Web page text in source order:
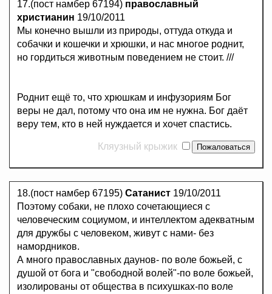
17.(пост намбер 67194) православный
христианин 19/10/2011
Мы конечно вышли из природы, оттуда откуда и
собачки и кошечки и хрюшки, и нас многое роднит,
но гордиться животным поведением не стоит. ///
Роднит ещё то, что хрюшкам и инфузориям Бог
веры не дал, потому что она им не нужна. Бог даёт
веру тем, кто в ней нуждается и хочет спастись.
Кляузный крыжик
18.(пост намбер 67195) Сатанист 19/10/2011
Поэтому собаки, не плохо сочетающиеся с
человеческим социумом, и интеллектом адекватным
для дружбы с человеком, живут с нами- без
намордников.
А много православных даунов- по воле божьей, с
душой от бога и "свободной волей"-по воле божьей,
изолированы от общества в психушках-по воле